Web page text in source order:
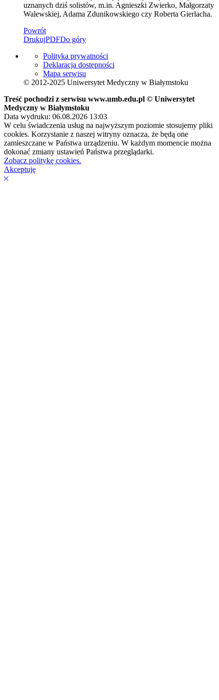
uznanych dziś solistów, m.in. Agnieszki Zwierko, Małgorzaty
Walewskiej, Adama Zdunikowskiego czy Roberta Gierlacha.
Powrót
DrukujPDFDo góry
Polityka prywatności
Deklaracja dostępności
Mapa serwisu
© 2012-2025 Uniwersytet Medyczny w Białymstoku
Treść pochodzi z serwisu www.umb.edu.pl © Uniwersytet
Medyczny w Białymstoku
Data wydruku: 06.08.2026 13:03
W celu świadczenia usług na najwyższym poziomie stosujemy pliki
cookies. Korzystanie z naszej witryny oznacza, że będą one
zamieszczane w Państwa urządzeniu. W każdym momencie można
dokonać zmiany ustawień Państwa przeglądarki.
Zobacz politykę cookies.
Akceptuję